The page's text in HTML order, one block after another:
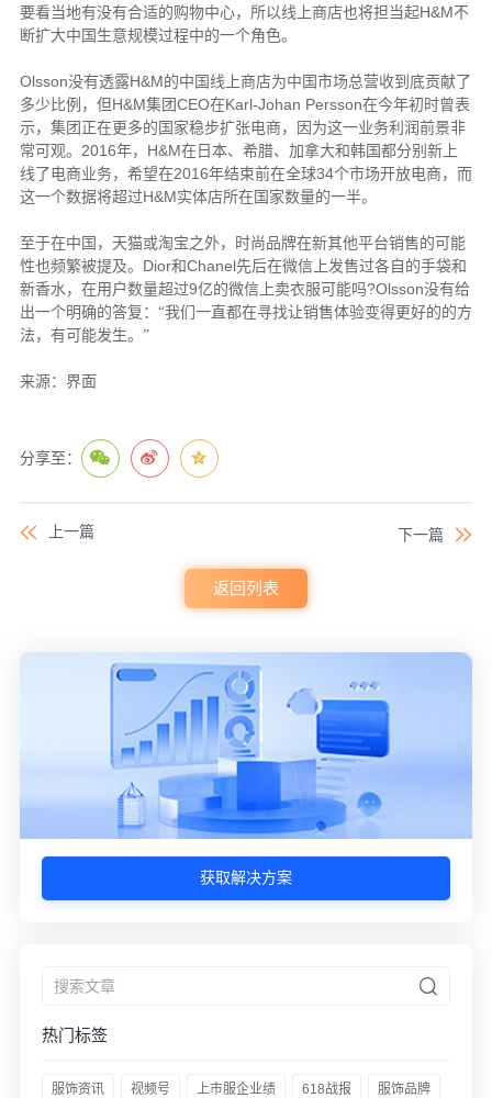
要看当地有没有合适的购物中心，所以线上商店也将担当起H&M不
断扩大中国生意规模过程中的一个角色。
Olsson没有透露H&M的中国线上商店为中国市场总营收到底贡献了
多少比例，但H&M集团 CEO在Karl-Johan Persson在今年初时曾表
示，集团正在更多的国家稳步扩张电商，因为这一业务利润前景非
常可观。 2016年， H&M在日本、希腊、加拿大和韩国都分别新上
线了电商业务，希望在2016年结束前在全球34个市场开放电商，而
这一个数据将超过H&M实体店所在国家数量的一半。
至于在中国，天猫或淘宝之外，时尚品牌在新其他平台销售的可能
性也频繁被提及。 Dior和Chanel先后在微信上发售过各自的手袋和
新香水，在用户数量超过9亿的微信上卖衣服可能吗?Olsson没有给
出一个明确的答复：“我们一直都在寻找让销售体验变得更好的的方
法，有可能发生。”
来源：界面
分享至：
上一篇 下一篇
返回列表
获取解决方案
热门标签
服饰资讯 视频号 上市服企业绩 618战报 服饰品牌